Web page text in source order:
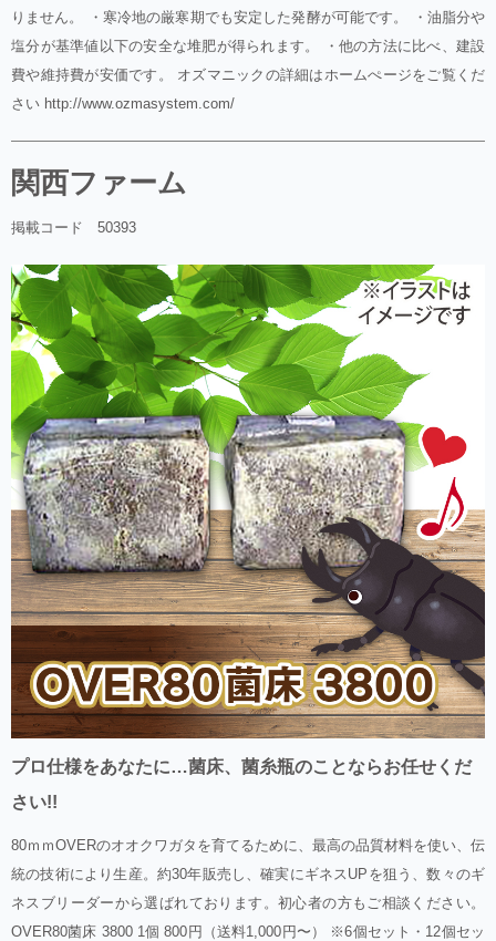
りません。 ・寒冷地の厳寒期でも安定した発酵が可能です。 ・油脂分や
塩分が基準値以下の安全な堆肥が得られます。 ・他の方法に比べ、建設
費や維持費が安価です。 オズマニックの詳細はホームぺージをご覧くだ
さい http://www.ozmasystem.com/
関西ファーム
掲載コード 50393
プロ仕様をあなたに…菌床、菌糸瓶のことならお任せくだ
さい!!
80ｍｍOVERのオオクワガタを育てるために、最高の品質材料を使い、伝
統の技術により生産。約30年販売し、確実にギネスUPを狙う、数々のギ
ネスブリーダーから選ばれております。初心者の方もご相談ください。
OVER80菌床 3800 1個 800円（送料1,000円〜） ※6個セット・12個セッ